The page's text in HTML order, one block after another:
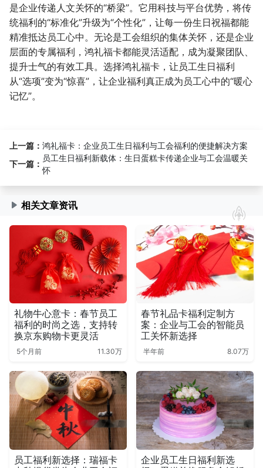
是企业传递人文关怀的“桥梁”。它用科技与平台优势，将传
统福利的“标准化”升级为“个性化”，让每一份生日祝福都能
精准抵达员工心中。无论是工会组织的集体关怀，还是企业
层面的专属福利，鸿礼福卡都能灵活适配，成为凝聚团队、
提升士气的有效工具。选择鸿礼福卡，让员工生日福利
从“选项”变为“惊喜”，让企业福利真正成为员工心中的“暖心
记忆”。
上一篇： 鸿礼福卡：企业员工生日福利与工会福利的便捷解决方案
下一篇：
员工生日福利新载体：生日蛋糕卡传递企业与工会温暖关
怀
相关文章资讯
礼物牛心意卡：春节员工
福利的时尚之选，支持转
换京东购物卡更灵活
5个月前 11.30万
春节礼品卡福利定制方
案：企业与工会的智能员
工关怀新选择
半年前 8.07万
员工福利新选择：瑞福卡
企业员工生日福利新选